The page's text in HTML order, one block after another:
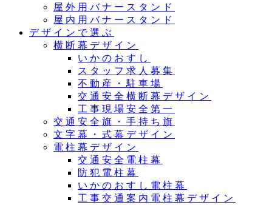
屋外用バナースタンド
屋内用バナースタンド
デザインで選ぶ
横断幕デザイン
いかのおすし
スタッフ求人募集
不動産・駐車場
交通安全横断幕デザイン
工事現場安全第一
交通安全旗・手持ち旗
文字幕・式幕デザイン
電柱幕デザイン
交通安全電柱幕
防犯電柱幕
いかのおすし電柱幕
工事交通案内電柱幕デザイン